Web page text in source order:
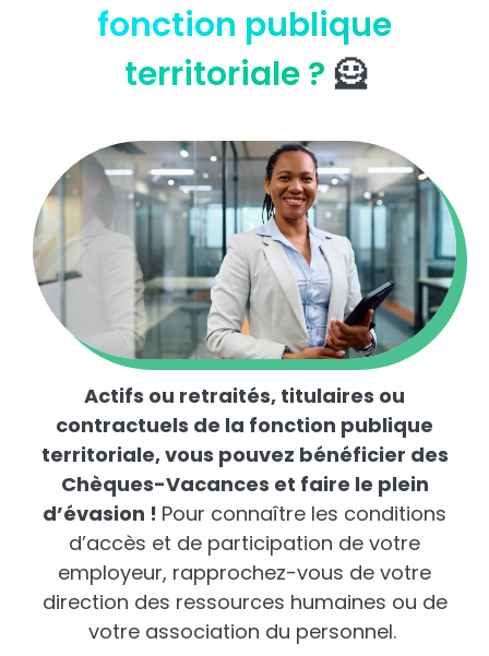
fonction publique
territoriale ? 🦸
Actifs ou retraités, titulaires ou
contractuels de la fonction publique
territoriale, vous pouvez bénéficier des
Chèques-Vacances et faire le plein
d’évasion ! Pour connaître les conditions
d’accès et de participation de votre
employeur, rapprochez-vous de votre
direction des ressources humaines ou de
votre association du personnel.